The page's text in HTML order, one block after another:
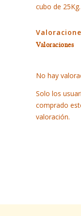
cubo de 25Kg.
Valoraciones
No hay
Solo los
comprado
valoración.